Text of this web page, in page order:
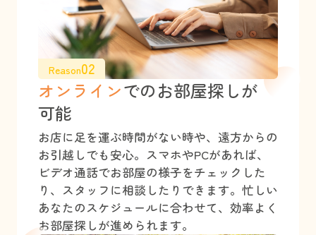
Reason02
オンラインでのお部屋探しが
可能
お店に足を運ぶ時間がない時や、遠方からの
お引越しでも安心。スマホやPCがあれば、
ビデオ通話でお部屋の様子をチェックした
り、スタッフに相談したりできます。忙しい
あなたのスケジュールに合わせて、効率よく
お部屋探しが進められます。